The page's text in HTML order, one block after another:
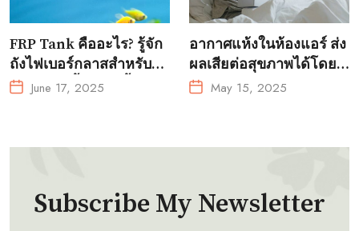
FRP Tank คืออะไร? รู้จัก
ถังไฟเบอร์กลาสสำหรับ
การเพาะเลี้ยงสัตว์น้ำ?
June 17, 2025
อากาศแห้งในห้องแอร์ ส่ง
ผลเสียต่อสุขภาพได้โดย
ไม่รู้ตัว!May 15, 2025
Subscribe My Newsletter